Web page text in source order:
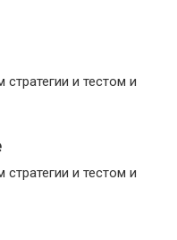
и тестом и
и тестом и